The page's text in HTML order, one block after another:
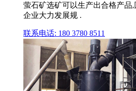
萤石矿选矿可以生产出合格产品
企业大力发展规 .
联系电话: 180 3780 8511